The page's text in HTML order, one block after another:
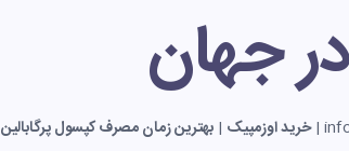
جهان
خرید اوزمپیک |بهترین زمان مصرف کپسول پرگابالین